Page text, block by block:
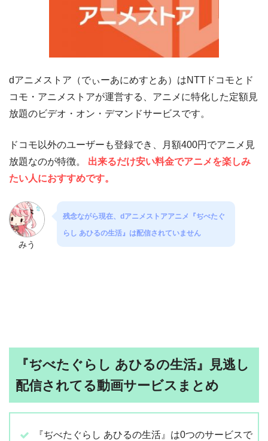
dアニメストア（でぃーあにめすとあ）はNTTドコモとド
コモ・アニメストアが運営する、アニメに特化した定額見
放題のビデオ・オン・デマンドサービスです。
ドコモ以外のユーザーも登録でき、月額400円でアニメ見
放題なのが特徴。 出来るだけ安い料金でアニメを楽しみ
たい人におすすめです。
みう
残念ながら現在、dアニメストアアニメ『ぢべたぐ
らし あひるの生活』は配信されていません
『ぢべたぐらし あひるの生活』見逃し
配信されてる動画サービスまとめ
『ぢべたぐらし あひるの生活』は0つのサービスで